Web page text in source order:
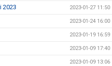
2023 2023-01-27 11:50
2023-01-24 16:00
2023-01-19 16:59
2023-01-09 17:40
2023-01-09 13:06